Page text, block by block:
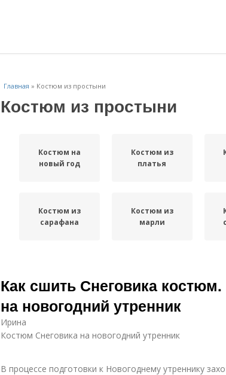
Главная » Костюм из простыни
Костюм из простыни
Костюм на
новый год
Костюм из
платья
Костюм из
сарафана
Костюм из
марли
костюма
Как сшить Снеговика
на новогодний утренник
Ирина
Костюм Снеговика на новогодний утренник
В процессе подготовки к Новогоднему утреннику